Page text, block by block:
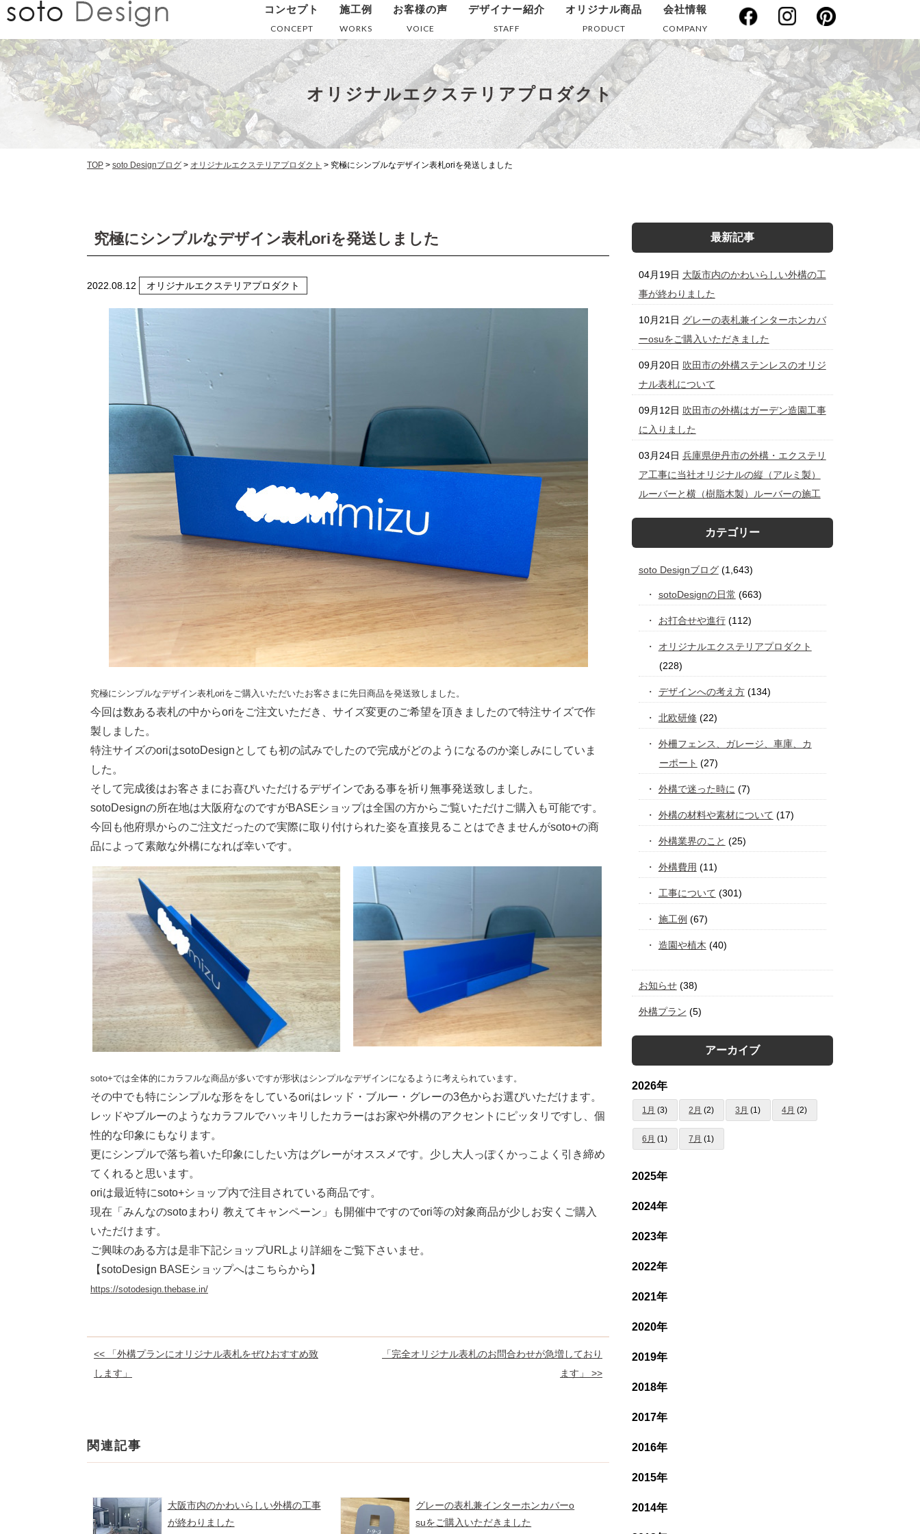
コンセプト
CONCEPT
施工例
WORKS
お客様の声
VOICE
デザイナー紹介
STAFF
オリジナル商品
PRODUCT
会社情報
COMPANY
オリジナルエクステリアプロダクト
TOP > soto Designブログ > オリジナルエクステリアプロダクト > 究極にシンプルなデザイン表札oriを発送しました
究極にシンプルなデザイン表札oriを発送しました
2022.08.12 オリジナルエクステリアプロダクト
究極にシンプルなデザイン表札oriをご購入いただいたお客さまに先日商品を発送致しました。
今回は数ある表札の中からoriをご注文いただき、サイズ変更のご希望を頂きましたので特注サイズで作
製しました。
特注サイズのoriはsotoDesignとしても初の試みでしたので完成がどのようになるのか楽しみにしていま
した。
そして完成後はお客さまにお喜びいただけるデザインである事を祈り無事発送致しました。
sotoDesignの所在地は大阪府なのですがBASEショップは全国の方からご覧いただけご購入も可能です。
今回も他府県からのご注文だったので実際に取り付けられた姿を直接見ることはできませんがsoto+の商
品によって素敵な外構になれば幸いです。
soto+では全体的にカラフルな商品が多いですが形状はシンプルなデザインになるように考えられています。
その中でも特にシンプルな形ををしているoriはレッド・ブルー・グレーの3色からお選びいただけます。
レッドやブルーのようなカラフルでハッキリしたカラーはお家や外構のアクセントにピッタリですし、個
性的な印象にもなります。
更にシンプルで落ち着いた印象にしたい方はグレーがオススメです。少し大人っぽくかっこよく引き締め
てくれると思います。
oriは最近特にsoto+ショップ内で注目されている商品です。
現在「みんなのsotoまわり 教えてキャンペーン」も開催中ですのでori等の対象商品が少しお安くご購入
いただけます。
ご興味のある方は是非下記ショップURLより詳細をご覧下さいませ。
【sotoDesign BASEショップへはこちらから】
https://sotodesign.thebase.in/
<< 「外構プランにオリジナル表札をぜひおすすめ致
します」
「完全オリジナル表札のお問合わせが急増しており
ます」 >>
関連記事
大阪市内のかわいらしい外構の工事
が終わりました
グレーの表札兼インターホンカバーo
suをご購入いただきました
最新記事
04月19日 大阪市内のかわいらしい外構の工
事が終わりました
10月21日 グレーの表札兼インターホンカバ
ーosuをご購入いただきました
09月20日 吹田市の外構ステンレスのオリジ
ナル表札について
09月12日 吹田市の外構はガーデン造園工事
に入りました
03月24日 兵庫県伊丹市の外構・エクステリ
ア工事に当社オリジナルの縦（アルミ製）
ルーバーと横（樹脂木製）ルーバーの施工
カテゴリー
soto Designブログ(1,643)
sotoDesignの日常 (663)
お打合せや進行(112)
オリジナルエクステリアプロダクト
(228)
デザインへの考え方(134)
北欧研修(22)
外柵フェンス、ガレージ、車庫、カ
ーポート (27)
外構で迷った時に (7)
外構の材料や素材について (17)
外構業界のこと (25)
外構費用 (11)
工事について (301)
施工例 (67)
造園や植木 (40)
お知らせ(38)
外構プラン (5)
アーカイブ
2026年
1月 (3) 2月 (2) 3月 (1) 4月 (2)
6月 (1) 7月 (1)
2025年
2024年
2023年
2022年
2021年
2020年
2019年
2018年
2017年
2016年
2015年
2014年